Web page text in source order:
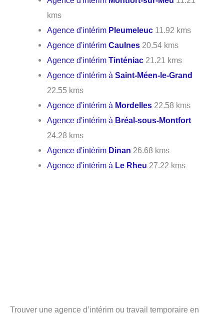
kms
Agence d'intérim Pleumeleuc 11.92 kms
Agence d'intérimCaulnes 20.54 kms
Agence d'intérimTinténiac 21.21 kms
Agence d'intérim àSaint-Méen-le-Grand
22.55 kms
Agence d'intérim à Mordelles 22.58 kms
Agence d'intérim à Bréal-sous-Montfort
24.28 kms
Agence d'intérim Dinan 26.68 kms
Agence d'intérim à Le Rheu 27.22 kms
Trouver une agence d’intérim ou travail temporaire en